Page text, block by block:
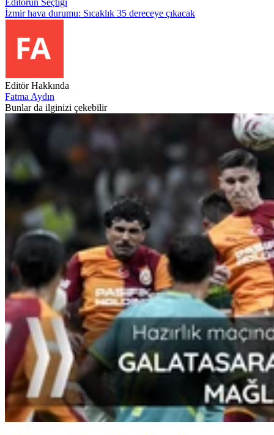
İzmir hava durumu: Sıcaklık 35 dereceye çıkacak
Editör Hakkında
Fatma Aydın
Bunlar da ilginizi çekebilir